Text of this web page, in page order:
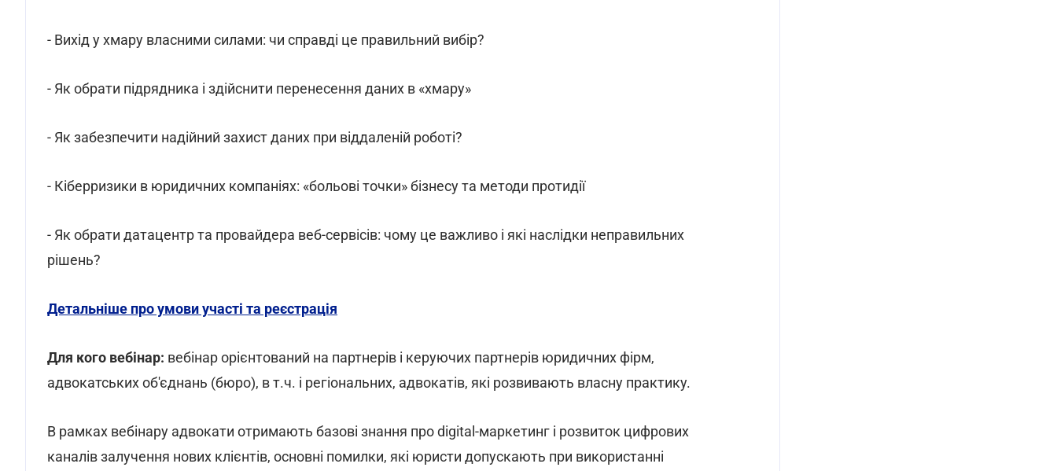
- Вихід у хмару власними силами: чи справді це правильний вибір?
- Як обрати підрядника і здійснити перенесення даних в «хмару»
- Як забезпечити надійний захист даних при віддаленій роботі?
- Кіберризики в юридичних компаніях: «больові точки» бізнесу та методи протидії
- Як обрати датацентр та провайдера веб-сервісів: чому це важливо і які наслідки неправильних
рішень?
Детальніше про умови участі та реєстрація
Для кого вебінар: вебінар орієнтований на партнерів і керуючих партнерів юридичних фірм,
адвокатських об'єднань (бюро), в т.ч. і регіональних, адвокатів, які розвивають власну практику.
В рамках вебінару адвокати отримають базові знання про digital-маркетинг і розвиток цифрових
каналів залучення нових клієнтів, основні помилки, які юристи допускають при використанні